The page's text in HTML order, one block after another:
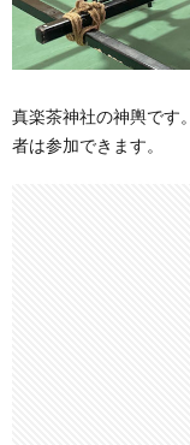
真楽茶神社の神輿です
者は参加できます。